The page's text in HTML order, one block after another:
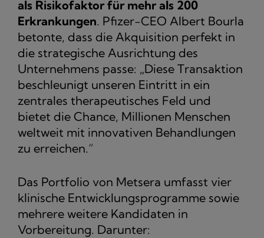
als Risikofaktor für mehr als 200
Erkrankungen. Pfizer-CEO Albert Bourla
betonte, dass die Akquisition perfekt in
die strategische Ausrichtung des
Unternehmens passe: „Diese Transaktion
beschleunigt unseren Eintritt in ein
zentrales therapeutisches Feld und
bietet die Chance, Millionen Menschen
weltweit mit innovativen Behandlungen
zu erreichen.“
Das Portfolio von Metsera umfasst vier
klinische Entwicklungsprogramme sowie
mehrere weitere Kandidaten in
Vorbereitung. Darunter: